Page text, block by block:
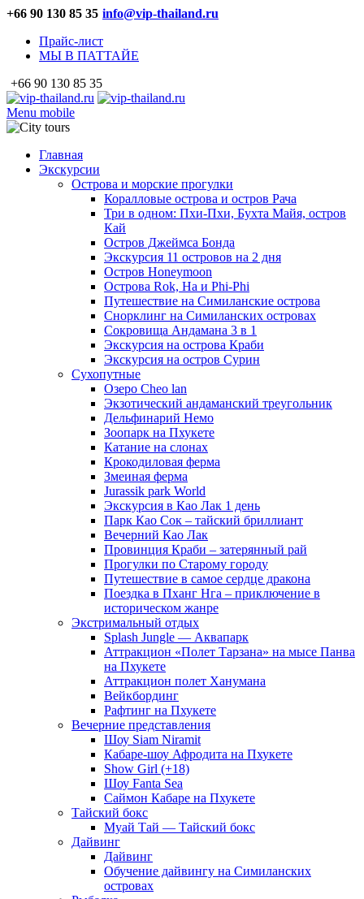
+66 90 130 85 35 info@vip-thailand.ru
Прайс-лист
МЫ В ПАТТАЙЕ
+66 90 130 85 35
Menu mobile
Главная
Экскурсии
Острова и морские прогулки
Коралловые острова и остров Рача
Три в одном: Пхи-Пхи, Бухта Майя, остров
Кай
Остров Джеймса Бонда
Экскурсия 11 островов на 2 дня
Остров Honeymoon
Острова Rok, Ha и Phi-Phi
Путешествие на Симиланские острова
Снорклинг на Симиланских островах
Сокровища Андамана 3 в 1
Экскурсия на острова Краби
Экскурсия на остров Сурин
Сухопутные
Озеро Cheo lan
Экзотический андаманский треугольник
Дельфинарий Немо
Зоопарк на Пхукете
Катание на слонах
Крокодиловая ферма
Змеиная ферма
Jurassik park World
Экскурсия в Као Лак 1 день
Парк Као Сок – тайский бриллиант
Вечерний Као Лак
Провинция Краби – затерянный рай
Прогулки по Старому городу
Путешествие в самое сердце дракона
Поездка в Пханг Нга – приключение в
историческом жанре
Экстримальный отдых
Splash Jungle — Аквапарк
Аттракцион «Полет Тарзана» на мысе Панва
на Пхукете
Аттракцион полет Ханумана
Вейкбординг
Рафтинг на Пхукете
Вечерние представления
Шоу Siam Niramit
Кабаре-шоу Афродита на Пхукете
Show Girl (+18)
Шоу Fanta Sea
Саймон Кабаре на Пхукете
Тайский бокс
Муай Тай — Тайский бокс
Дайвинг
Дайвинг
Обучение дайвингу на Симиланских
островах